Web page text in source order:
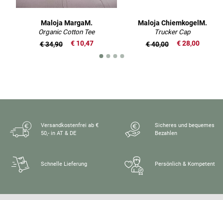
Maloja MargaM.
Organic Cotton Tee
€ 10,47
€ 34,90
Maloja ChiemkogelM.
Trucker Cap
€ 28,00
€ 40,00
Versandkostenfrei ab €
50,- in AT & DE
Sicheres und bequemes
Bezahlen
Schnelle Lieferung Persönlich & Kompetent